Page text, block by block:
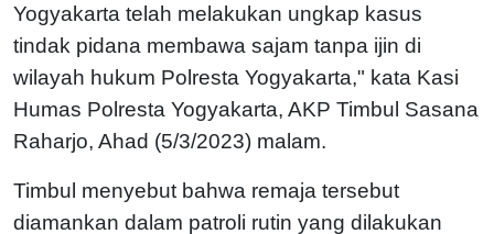
Yogyakarta telah melakukan ungkap kasus
tindak pidana membawa sajam tanpa ijin di
wilayah hukum Polresta Yogyakarta," kata Kasi
Humas Polresta Yogyakarta, AKP Timbul Sasana
Raharjo, Ahad (5/3/2023) malam.
Timbul menyebut bahwa remaja tersebut
diamankan dalam patroli rutin yang dilakukan